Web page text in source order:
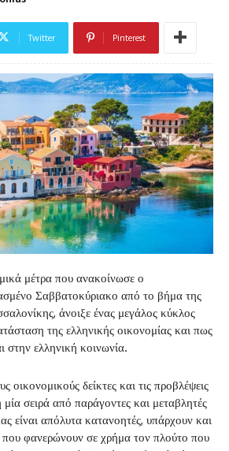
Twitter Pinterest
μέτρα που ανακοίνωσε ο
Σαββατοκύριακο από το βήμα της
άνοιξε ένας μεγάλος κύκλος
της ελληνικής οικονομίας και πως
στην ελληνική κοινωνία.
δείκτες και τις προβλέψεις
σειρά από παράγοντες και μεταβλητές
είναι απόλυτα κατανοητές, υπάρχουν και
που φανερώνουν σε χρήμα τον πλούτο που